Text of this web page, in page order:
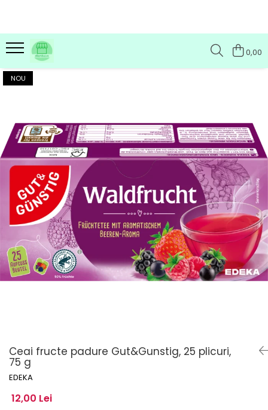
0,00
Ceai fructe padure Gut&Gunstig, 25 plicuri,
75 g
EDEKA
NOU
12,00 Lei